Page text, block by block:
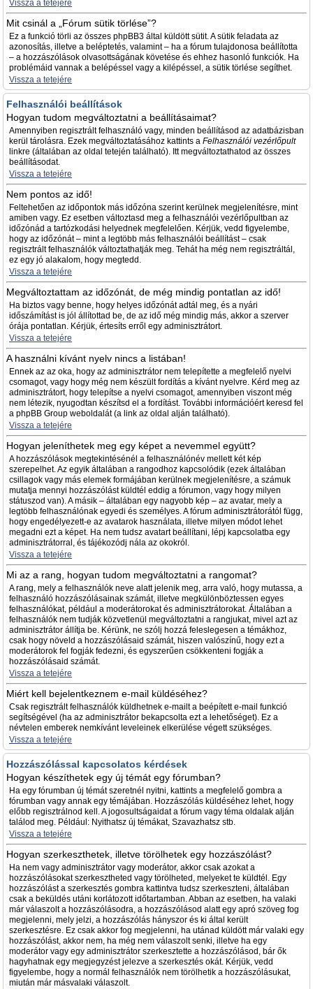
Vissza a tetejére
Mit csinál a „Fórum sütik törlése”?
Ez a funkció törli az összes phpBB3 által küldött sütit. A sütik feladata az
azonosítás, illetve a beléptetés, valamint – ha a fórum tulajdonosa beállította
– a hozzászólások olvasottságának követése és ehhez hasonló funkciók. Ha
problémáid vannak a belépéssel vagy a kilépéssel, a sütik törlése segíthet.
Vissza a tetejére
Felhasználói beállítások
Hogyan tudom megváltoztatni a beállításaimat?
Amennyiben regisztrált felhasználó vagy, minden beállításod az adatbázisban
kerül tárolásra. Ezek megváltoztatásához kattints a Felhasználói vezérlőpult
linkre (általában az oldal tetején található). Itt megváltoztathatod az összes
beállításodat.
Vissza a tetejére
Nem pontos az idő!
Feltehetően az időpontok más időzóna szerint kerülnek megjelenítésre, mint
amiben vagy. Ez esetben változtasd meg a felhasználói vezérlőpultban az
időzónád a tartózkodási helyednek megfelelően. Kérjük, vedd figyelembe,
hogy az időzónát – mint a legtöbb más felhasználói beállítást – csak
regisztrált felhasználók változtathatják meg. Tehát ha még nem regisztráltál,
ez egy jó alakalom, hogy megtedd.
Vissza a tetejére
Megváltoztattam az időzónát, de még mindig pontatlan az idő!
Ha biztos vagy benne, hogy helyes időzónát adtál meg, és a nyári
időszámítást is jól állítottad be, de az idő még mindig más, akkor a szerver
órája pontatlan. Kérjük, értesíts erről egy adminisztrátort.
Vissza a tetejére
A használni kívánt nyelv nincs a listában!
Ennek az az oka, hogy az adminisztrátor nem telepítette a megfelelő nyelvi
csomagot, vagy hogy még nem készült fordítás a kívánt nyelvre. Kérd meg az
adminisztrátort, hogy telepítse a nyelvi csomagot, amennyiben viszont még
nem létezik, nyugodtan készítsd el a fordítást. További információért keresd fel
a phpBB Group weboldalát (a link az oldal alján található).
Vissza a tetejére
Hogyan jeleníthetek meg egy képet a nevemmel együtt?
A hozzászólások megtekintésénél a felhasználónév mellett két kép
szerepelhet. Az egyik általában a rangodhoz kapcsolódik (ezek általában
csillagok vagy más elemek formájában kerülnek megjelenítésre, a számuk
mutatja mennyi hozzászólást küldtél eddig a fórumon, vagy hogy milyen
státuszod van). A másik – általában egy nagyobb kép – az avatar, mely a
legtöbb felhasználónak egyedi és személyes. A fórum adminisztrátorától függ,
hogy engedélyezett-e az avatarok használata, illetve milyen módot lehet
megadni ezt a képet. Ha nem tudsz avatart beállítani, lépj kapcsolatba egy
adminisztrátorral, és tájékozódj nála az okokról.
Vissza a tetejére
Mi az a rang, hogyan tudom megváltoztatni a rangomat?
A rang, mely a felhasználók neve alatt jelenik meg, arra való, hogy mutassa, a
felhasználó hozzászólásainak számát, illetve megkülönböztessen egyes
felhasználókat, például a moderátorokat és adminisztrátorokat. Általában a
felhasználók nem tudják közvetlenül megváltoztatni a rangjukat, mivel azt az
adminisztrátor állítja be. Kérünk, ne szólj hozzá feleslegesen a témákhoz,
csak hogy növeld a hozzászólásaid számát, hiszen valószínű, hogy ezt a
moderátorok fel fogják fedezni, és egyszerűen csökkenteni fogják a
hozzászólásaid számát.
Vissza a tetejére
Miért kell bejelentkeznem e-mail küldéséhez?
Csak regisztrált felhasználók küldhetnek e-mailt a beépített e-mail funkció
segítségével (ha az adminisztrátor bekapcsolta ezt a lehetőséget). Ez a
névtelen emberek nemkívánt leveleinek elkerülése végett szükséges.
Vissza a tetejére
Hozzászólással kapcsolatos kérdések
Hogyan készíthetek egy új témát egy fórumban?
Ha egy fórumban új témát szeretnél nyitni, kattints a megfelelő gombra a
fórumban vagy annak egy témájában. Hozzászólás küldéséhez lehet, hogy
előbb regisztrálnod kell. A jogosultságaidat a fórum vagy téma oldalak alján
találod meg. Például: Nyithatsz új témákat, Szavazhatsz stb.
Vissza a tetejére
Hogyan szerkeszthetek, illetve törölhetek egy hozzászólást?
Ha nem vagy adminisztrátor vagy moderátor, akkor csak azokat a
hozzászólásokat szerkesztheted vagy törölheted, melyeket te küldtél. Egy
hozzászólást a szerkesztés gombra kattintva tudsz szerkeszteni, általában
csak a beküldés utáni korlátozott időtartamban. Abban az esetben, ha valaki
már válaszolt a hozzászólásodra, a hozzászólásod alatt egy apró szöveg fog
megjelenni, mely jelzi, a hozzászólás hányszor és ki által került
szerkesztésre. Ez csak akkor fog megjelenni, ha utánad küldött már valaki egy
hozzászólást, akkor nem, ha még nem válaszolt senki, illetve ha egy
moderátor vagy egy adminisztrátor szerkesztette a hozzászólásod, bár ők
hagyhatnak egy megjegyzést jelezve a szerkesztés okát. Kérjük, vedd
figyelembe, hogy a normál felhasználók nem törölhetik a hozzászólásukat,
miután már másvalaki válaszolt.